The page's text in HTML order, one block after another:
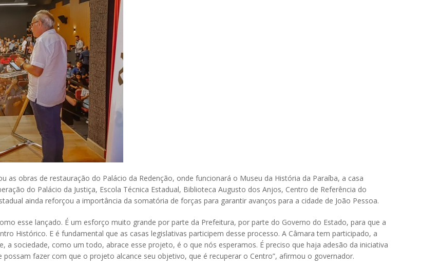
as obras de restauração do Palácio da Redenção, onde funcionará o Museu da História da Paraíba, a casa
do Palácio da Justiça, Escola Técnica Estadual, Biblioteca Augusto dos Anjos, Centro de Referência do
ainda reforçou a importância da somatória de forças para garantir avanços para a cidade de João Pessoa.
esse lançado. É um esforço muito grande por parte da Prefeitura, por parte do Governo do Estado, para que a
Histórico. E é fundamental que as casas legislativas participem desse processo. A Câmara tem participado, a
a sociedade, como um todo, abrace esse projeto, é o que nós esperamos. É preciso que haja adesão da iniciativa
fazer com que o projeto alcance seu objetivo, que é recuperar o Centro”, afirmou o governador.